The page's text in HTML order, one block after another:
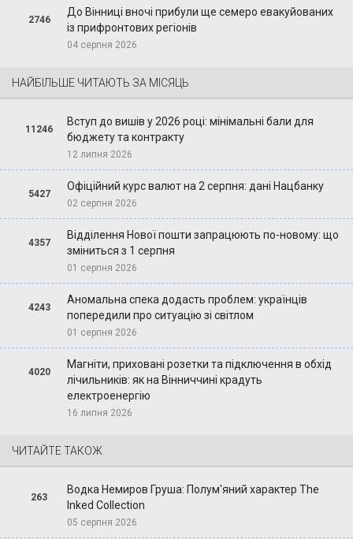
2746
До Вінниці вночі прибули ще семеро евакуйованих
із прифронтових регіонів
04 серпня 2026
НАЙБІЛЬШЕ ЧИТАЮТЬ ЗА МІСЯЦЬ
11246
Вступ до вишів у 2026 році: мінімальні бали для
бюджету та контракту
12 липня 2026
5427
Офіційний курс валют на 2 серпня: дані Нацбанку
02 серпня 2026
4357
Відділення Нової пошти запрацюють по-новому: що
зміниться з 1 серпня
01 серпня 2026
4243
Аномальна спека додасть проблем: українців
попередили про ситуацію зі світлом
01 серпня 2026
4020
Магніти, приховані розетки та підключення в обхід
лічильників: як на Вінниччині крадуть
електроенергію
16 липня 2026
ЧИТАЙТЕ ТАКОЖ
263
Водка Немиров Груша: Полум'яний характер The
Inked Collection
05 серпня 2026